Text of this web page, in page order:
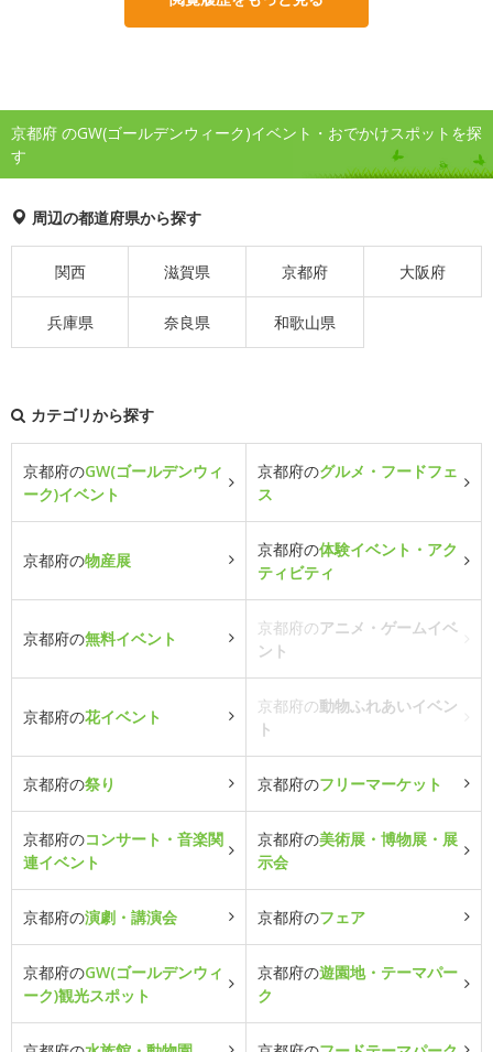
京都府 のGW(ゴールデンウィーク)イベント・おでかけスポットを探
す
周辺の都道府県から探す
関西 滋賀県 京都府 大阪府
兵庫県 奈良県 和歌山県
カテゴリから探す
京都府のGW(ゴールデンウィ
ーク)イベント
京都府のグルメ・フードフェ
ス
京都府の物産展
京都府の体験イベント・アク
ティビティ
京都府の無料イベント
京都府のアニメ・ゲームイベ
ント
京都府の花イベント
京都府の動物ふれあいイベン
ト
京都府の祭り 京都府のフリーマーケット
京都府のコンサート・音楽関
連イベント
京都府の美術展・博物展・展
示会
京都府の演劇・講演会 京都府のフェア
京都府のGW(ゴールデンウィ
ーク)観光スポット
京都府の遊園地・テーマパー
ク